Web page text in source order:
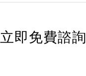
立即免費諮詢